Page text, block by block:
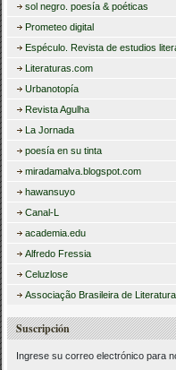
sol negro. poesía & poéticas
Prometeo digital
Espéculo. Revista de estudios
Literaturas.com
Urbanotopía
Revista Agulha
La Jornada
poesía en su tinta
miradamalva.blogspot.com
hawansuyo
Canal-L
academia.edu
Alfredo Fressia
Celuzlose
Associação Brasileira de
Suscripción
Ingrese su correo electrónico para